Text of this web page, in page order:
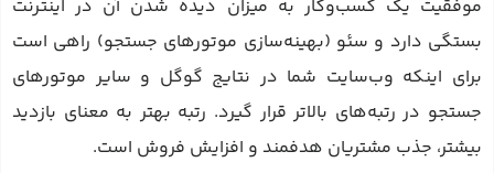
موفقیت یک کسب‌وکار به میزان دیده شدن آن در اینترنت
بستگی دارد و سئو (بهینه‌سازی موتورهای جستجو) راهی است
برای اینکه وب‌سایت شما در نتایج گوگل و سایر موتورهای
جستجو در رتبه‌های بالاتر قرار گیرد. رتبه بهتر به معنای بازدید
بیشتر، جذب مشتریان هدفمند و افزایش فروش است.